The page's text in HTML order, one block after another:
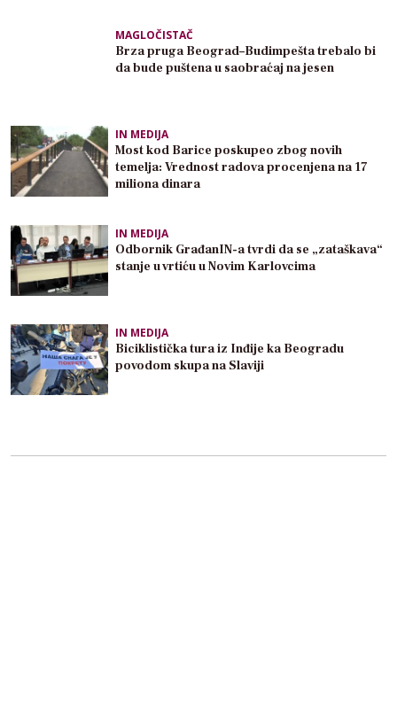
MAGLOČISTAČ
Brza pruga Beograd–Budimpešta trebalo bi
da bude puštena u saobraćaj na jesen
IN MEDIJA
Most kod Barice poskupeo zbog novih
temelja: Vrednost radova procenjena na 17
miliona dinara
IN MEDIJA
Odbornik GrađanIN-a tvrdi da se „zataškava“
stanje u vrtiću u Novim Karlovcima
IN MEDIJA
Biciklistička tura iz Inđije ka Beogradu
povodom skupa na Slaviji